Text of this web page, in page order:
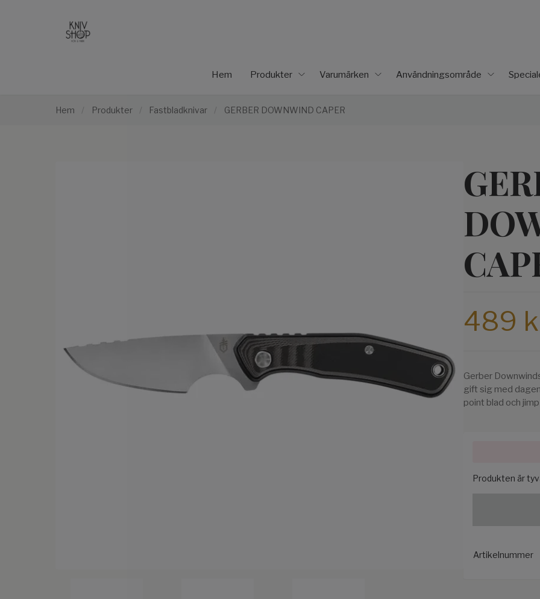
Hem Produkter Varumärken Användningsområde
Hem / Produkter / Fastbladknivar / GERBER DOWNWIND CAPER
489
Gerber
gift sig med
point blad och jimp
Produkten är
Artikelnummer